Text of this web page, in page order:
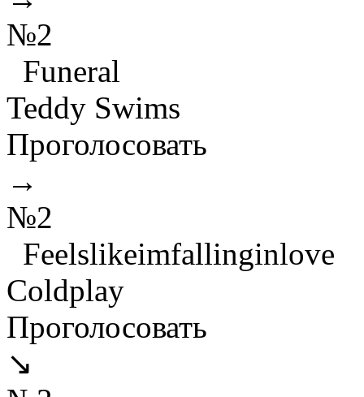
№2
Funeral
Teddy Swims
Проголосовать
→
№2
Feelslikeimfallinginlove
Coldplay
Проголосовать
↘